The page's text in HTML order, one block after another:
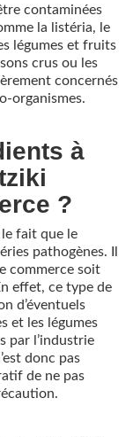
contaminées
la listéria, le
légumes et fruits
crus ou les
concernés
organismes.
à
?
fait que le
pathogènes. Il
commerce soit
effet, ce type de
d’éventuels
et les légumes
par l’industrie
donc pas
de ne pas